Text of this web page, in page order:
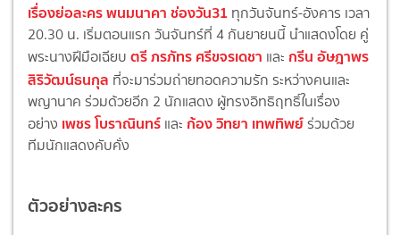
เรื่องย่อละคร พนมนาคา ช่องวัน31 ทุกวันจันทร์-อังคาร เวลา
20.30 น. เริ่มตอนแรก วันจันทร์ที่ 4 กันยายนนี้ นำแสดงโดย คู่
พระนางฝีมือเฉียบ ตรี ภรภัทร ศรีขจรเดชา และ กรีน อัษฎาพร
สิริวัฒน์ธนกุล ที่จะมาร่วมถ่ายทอดความรัก ระหว่างคนและ
พญานาค ร่วมด้วยอีก 2 นักแสดง ผู้ทรงอิทธิฤทธิ์ในเรื่อง
อย่าง เพชร โบราณินทร์ และ ก้อง วิทยา เทพทิพย์ร่วมด้วย
ทีมนักแสดงคับคั่ง
ตัวอย่างละคร